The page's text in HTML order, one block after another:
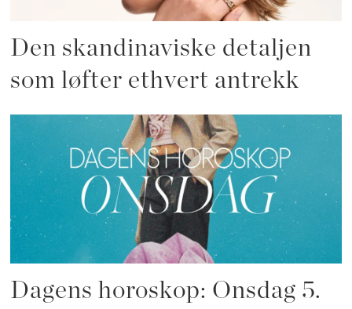
Den skandinaviske detaljen
som løfter ethvert antrekk
Dagens horoskop: Onsdag 5.